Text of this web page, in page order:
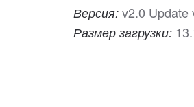
Версия: v2.0 Update
Размер загрузки: